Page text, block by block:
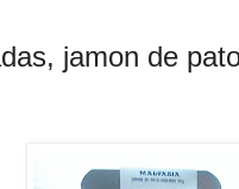
jamon de